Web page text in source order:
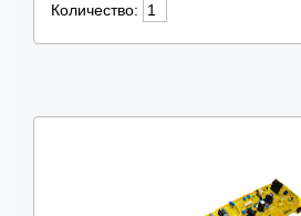
Количество: